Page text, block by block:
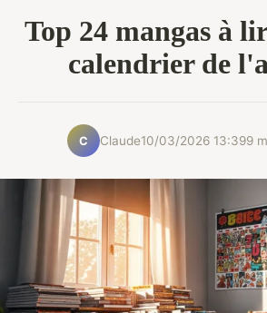
Top 24 mangas à
calendrier de
C Claude10/03/2026 13:399